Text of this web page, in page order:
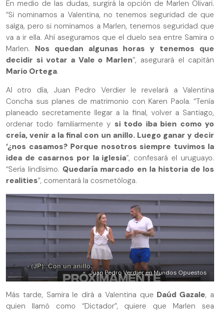
En medio de las dudas, surgirá la opción de Marlen Olivari.
“Si nominamos a Valentina, no tenemos seguridad de que
salga, pero si nominamos a Marlen, tenemos seguridad que
va a ir ella. Ahí aseguramos que el duelo sea entre Samira o
Marlen. Nos quedan algunas horas y tenemos que
decidir si votar a Vale o Marlen”, asegurará el capitán
Mario Ortega.
Al otro día, Juan Pedro Verdier le revelará a Valentina
Concha sus planes de matrimonio con Karen Paola. “Tenía
planeado secretamente llegar a la final, volver a Santiago,
ordenar todo familiarmente y si todo iba bien como yo
creía, venir a la final con un anillo. Luego ganar y decir
‘¿nos casamos? Porque nosotros siempre tuvimos la
idea de casarnos por la iglesia”, confesará el uruguayo.
“Sería lindísimo. Quedaría marcado en la historia de los
realities”, comentará la cosmetóloga.
Juan Pedro Verdier en Mundos Opuestos
Más tarde, Samira le dirá a Valentina que Daúd Gazale, a
quien llamó como “Dictador”, quiere que Marlen sea